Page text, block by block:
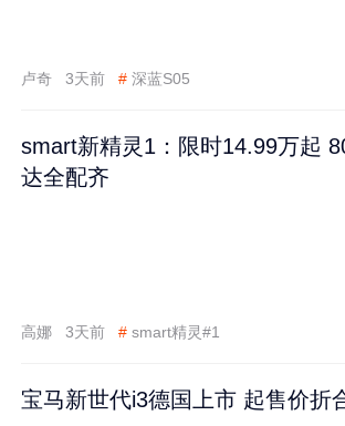
卢奇 3天前 # 深蓝S05
smart新精灵1：限时14.99万起
达全配齐
高娜 3天前 # smart精灵#1
宝马新世代i3德国上市 起售价折